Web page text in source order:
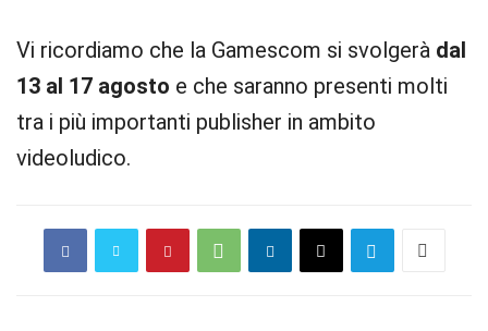
Vi ricordiamo che la Gamescom si svolgerà dal
13 al 17 agosto e che saranno presenti molti
tra i più importanti publisher in ambito
videoludico.